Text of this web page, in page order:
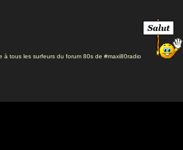
à tous les surfeurs du forum 80s de #maxi80radio